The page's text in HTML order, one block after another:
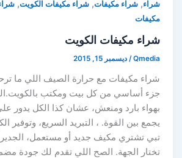
شراء,شراء مكيفات,شراء مكيفات الكويت,
مكيفات
شراء مكيفات الكويت
Qmedia
/ديسمبر 15, 2015
شراء مكيفات مع حرارة الصيف اللي ما
جزء أساسي من كل بيت ومكتب
بهواء بارد ومنعش، عشان كذا الكل يدور
يجمع بين القوة. ، التبريد السريع، وتوفير
تبي تشتري مكيف جديد أو مستعمل، الجدير
تختار الجهة. الصح اللي تقدم لك جودة